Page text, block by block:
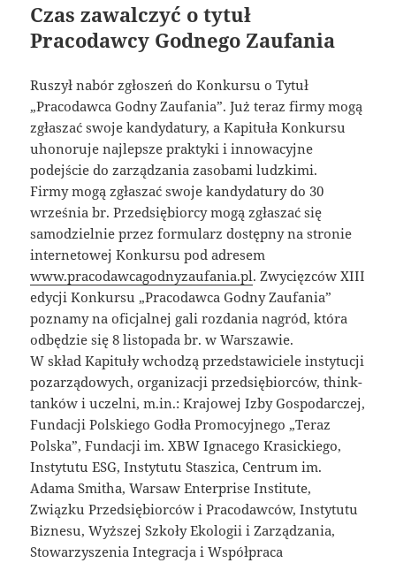
Czas zawalczyć o tytuł
Pracodawcy Godnego Zaufania
Ruszył nabór zgłoszeń do Konkursu o Tytuł
„Pracodawca Godny Zaufania”. Już teraz firmy mogą
zgłaszać swoje kandydatury, a Kapituła Konkursu
uhonoruje najlepsze praktyki i innowacyjne
podejście do zarządzania zasobami ludzkimi.
Firmy mogą zgłaszać swoje kandydatury do 30
września br. Przedsiębiorcy mogą zgłaszać się
samodzielnie przez formularz dostępny na stronie
internetowej Konkursu pod adresem
www.pracodawcagodnyzaufania.pl. Zwycięzców XIII
edycji Konkursu „Pracodawca Godny Zaufania”
poznamy na oficjalnej gali rozdania nagród, która
odbędzie się 8 listopada br. w Warszawie.
W skład Kapituły wchodzą przedstawiciele instytucji
pozarządowych, organizacji przedsiębiorców, think-
tanków i uczelni, m.in.: Krajowej Izby Gospodarczej,
Fundacji Polskiego Godła Promocyjnego „Teraz
Polska”, Fundacji im. XBW Ignacego Krasickiego,
Instytutu ESG, Instytutu Staszica, Centrum im.
Adama Smitha, Warsaw Enterprise Institute,
Związku Przedsiębiorców i Pracodawców, Instytutu
Biznesu, Wyższej Szkoły Ekologii i Zarządzania,
Stowarzyszenia Integracja i Współpraca